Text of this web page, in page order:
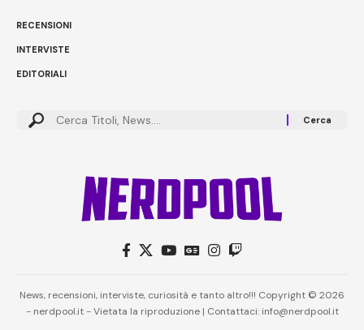
RECENSIONI
INTERVISTE
EDITORIALI
News, recensioni, interviste, curiosità e tanto altro!!! Copyright © 2026
- nerdpool.it - Vietata la riproduzione | Contattaci: info@nerdpool.it